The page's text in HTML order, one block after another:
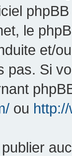
le
et/
pas. Si
ou